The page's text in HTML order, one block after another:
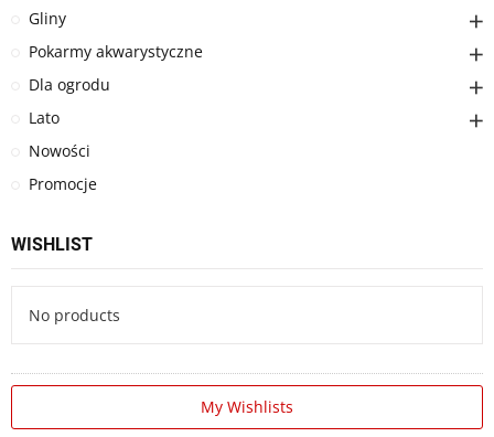
Gliny
Pokarmy akwarystyczne
Dla ogrodu
Lato
Nowości
Promocje
WISHLIST
No products
My Wishlists